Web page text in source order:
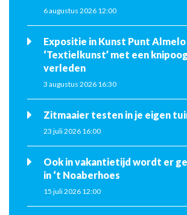
6 augustus 2026 12:00
Expositie in Kunst Punt
‘Textielkunst’ met een
verleden
3 augustus 2026 16:30
Zitmaaier testen in je eigen
23 juli 2026 16:00
Ook in vakantietijd wordt er
in ‘t Noaberhoes
15 juli 2026 12:00